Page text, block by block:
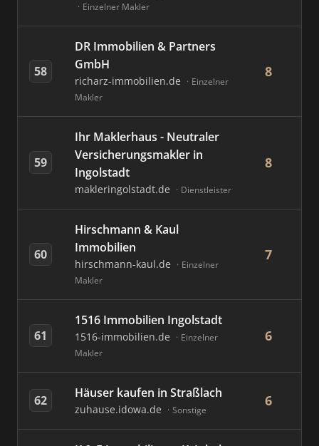
Einzelner Makler
58
DR Immobilien & Partners
GmbH
richarz-immobilien.de
Einzelner
Makler
8
59
Ihr Maklerhaus - Neutraler
Versicherungsmakler in
Ingolstadt
makleringolstadt.de Dienstleister
8
60
Hirschmann & Kaul
Immobilien
hirschmann-kaul.de
Einzelner
Makler
7
61
1516 Immobilien Ingolstadt
1516-immobilien.de
Einzelner
Makler
6
62 Häuser kaufen in Straßlach
zuhause.idowa.de Sonstige
6